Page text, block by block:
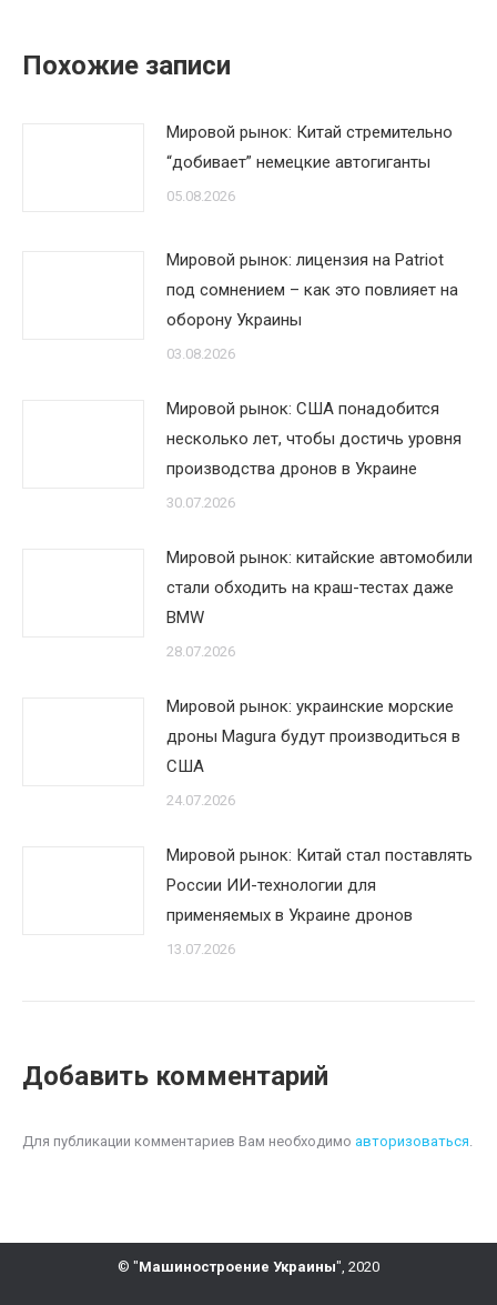
Похожие записи
Мировой рынок: Китай стремительно
“добивает” немецкие автогиганты
05.08.2026
Мировой рынок: лицензия на Patriot
под сомнением – как это повлияет на
оборону Украины
03.08.2026
Мировой рынок: США понадобится
несколько лет, чтобы достичь уровня
производства дронов в Украине
30.07.2026
Мировой рынок: китайские автомобили
стали обходить на краш-тестах даже
BMW
28.07.2026
Мировой рынок: украинские морские
дроны Magura будут производиться в
США
24.07.2026
Мировой рынок: Китай стал поставлять
России ИИ-технологии для
применяемых в Украине дронов
13.07.2026
Добавить комментарий
Для публикации комментариев Вам необходимо авторизоваться.
© "Машиностроение Украины", 2020